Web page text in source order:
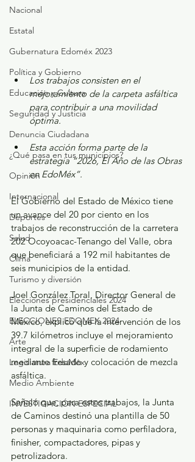
Nacional
Estatal
Gubernatura Edoméx 2023
Política y Gobierno
Educación y Cultura
Seguridad y Justicia
Denuncia Ciudadana
¿Qué pasa en tus municipios?
Opinión
Internacional
Deportes
Salud
Clima
Turismo y diversión
Elecciones presidenciales 2024
ELECCIONES EDOMEX 2024
Arte
Legislatura EdoMéx
Medio Ambiente
INVESTIGACIÓN ESPECIAL
Los trabajos consisten en el
mejoramiento de la carpeta asfáltica
para contribuir a una movilidad
óptima.
Esta acción forma parte de la
estrategia “2026, El Año de las Obras
en EdoMéx”.
El Gobierno del Estado de México tiene
un avance del 20 por ciento en los
trabajos de reconstrucción de la carretera
202 Ocoyoacac-Tenango del Valle, obra
que beneficiará a 192 mil habitantes de
seis municipios de la entidad.
Joel González Toral, Director General de
la Junta de Caminos del Estado de
México, explicó que la intervención de los
39.7 kilómetros incluye el mejoramiento
integral de la superficie de rodamiento
mediante fresado y colocación de mezcla
asfáltica.
Señaló que, para estos trabajos, la Junta
de Caminos destinó una plantilla de 50
personas y maquinaria como perfiladora,
finisher, compactadores, pipas y
petrolizadora.